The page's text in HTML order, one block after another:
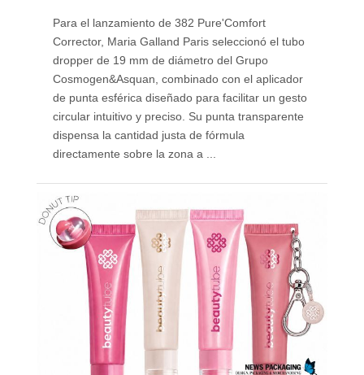
Para el lanzamiento de 382 Pure'Comfort
Corrector, Maria Galland Paris seleccionó el tubo
dropper de 19 mm de diámetro del Grupo
Cosmogen&Asquan, combinado con el aplicador
de punta esférica diseñado para facilitar un gesto
circular intuitivo y preciso. Su punta transparente
dispensa la cantidad justa de fórmula
directamente sobre la zona a ...